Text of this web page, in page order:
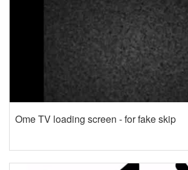
Ome TV loading screen - for fake skip